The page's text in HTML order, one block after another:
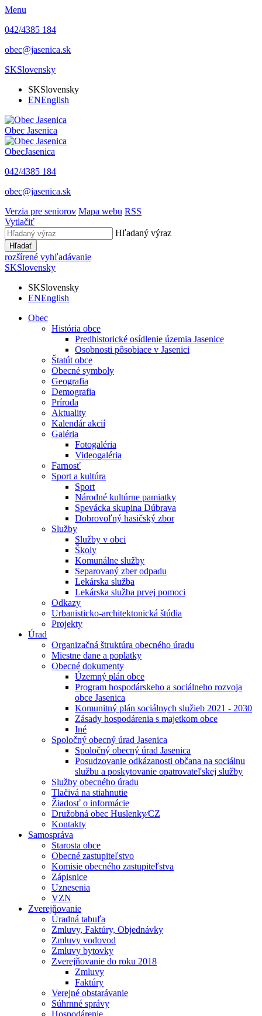
Menu
042/4385 184
obec@jasenica.sk
SKSlovensky
SKSlovensky
ENEnglish
Obec Jasenica
ObecJasenica
042/4385 184
obec@jasenica.sk
Verzia pre seniorov Mapa webu RSS
Vytlačiť
Hľadaný výraz
Hľadať
rozšírené vyhľadávanie
SKSlovensky
SKSlovensky
ENEnglish
Obec
História obce
Predhistorické osídlenie územia Jasenice
Osobnosti pôsobiace v Jasenici
Štatút obce
Obecné symboly
Geografia
Demografia
Príroda
Aktuality
Kalendár akcií
Galéria
Fotogaléria
Videogaléria
Farnosť
Sport a kultúra
Sport
Národné kultúrne pamiatky
Spevácka skupina Dúbrava
Dobrovoľný hasičský zbor
Služby
Služby v obci
Školy
Komunálne služby
Separovaný zber odpadu
Lekárska služba
Lekárska služba prvej pomoci
Odkazy
Urbanisticko-architektonická štúdia
Projekty
Úrad
Organizačná štruktúra obecného úradu
Miestne dane a poplatky
Obecné dokumenty
Územný plán obce
Program hospodárskeho a sociálneho rozvoja
obce Jasenica
Komunitný plán sociálnych služieb 2021 - 2030
Zásady hospodárenia s majetkom obce
Iné
Spoločný obecný úrad Jasenica
Spoločný obecný úrad Jasenica
Posudzovanie odkázanosti občana na sociálnu
službu a poskytovanie opatrovateľskej služby
Služby obecného úradu
Tlačivá na stiahnutie
Žiadosť o informácie
Družobná obec Huslenky⁄CZ
Kontakty
Samospráva
Starosta obce
Obecné zastupiteľstvo
Komisie obecného zastupiteľstva
Zápisnice
Uznesenia
VZN
Zverejňovanie
Úradná tabuľa
Zmluvy, Faktúry, Objednávky
Zmluvy vodovod
Zmluvy bytovky
Zverejňovanie do roku 2018
Zmluvy
Faktúry
Verejné obstarávanie
Súhrnné správy
Hospodárenie